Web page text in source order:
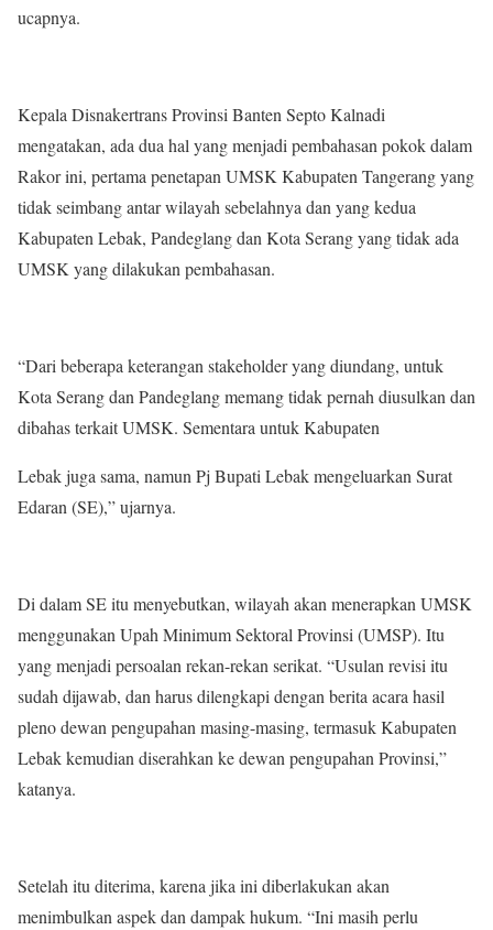
ucapnya.
Kepala Disnakertrans Provinsi Banten Septo Kalnadi
mengatakan, ada dua hal yang menjadi pembahasan pokok dalam
Rakor ini, pertama penetapan UMSK Kabupaten Tangerang yang
tidak seimbang antar wilayah sebelahnya dan yang kedua
Kabupaten Lebak, Pandeglang dan Kota Serang yang tidak ada
UMSK yang dilakukan pembahasan.
“Dari beberapa keterangan stakeholder yang diundang, untuk
Kota Serang dan Pandeglang memang tidak pernah diusulkan dan
dibahas terkait UMSK. Sementara untuk Kabupaten
Lebak juga sama, namun Pj Bupati Lebak mengeluarkan Surat
Edaran (SE),” ujarnya.
Di dalam SE itu menyebutkan, wilayah akan menerapkan UMSK
menggunakan Upah Minimum Sektoral Provinsi (UMSP). Itu
yang menjadi persoalan rekan-rekan serikat. “Usulan revisi itu
sudah dijawab, dan harus dilengkapi dengan berita acara hasil
pleno dewan pengupahan masing-masing, termasuk Kabupaten
Lebak kemudian diserahkan ke dewan pengupahan Provinsi,”
katanya.
Setelah itu diterima, karena jika ini diberlakukan akan
menimbulkan aspek dan dampak hukum. “Ini masih perlu